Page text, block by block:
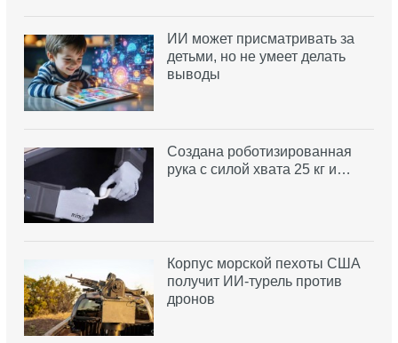
ИИ может присматривать за
детьми, но не умеет делать
выводы
Создана роботизированная
рука с силой хвата 25 кг и…
Корпус морской пехоты США
получит ИИ-турель против
дронов